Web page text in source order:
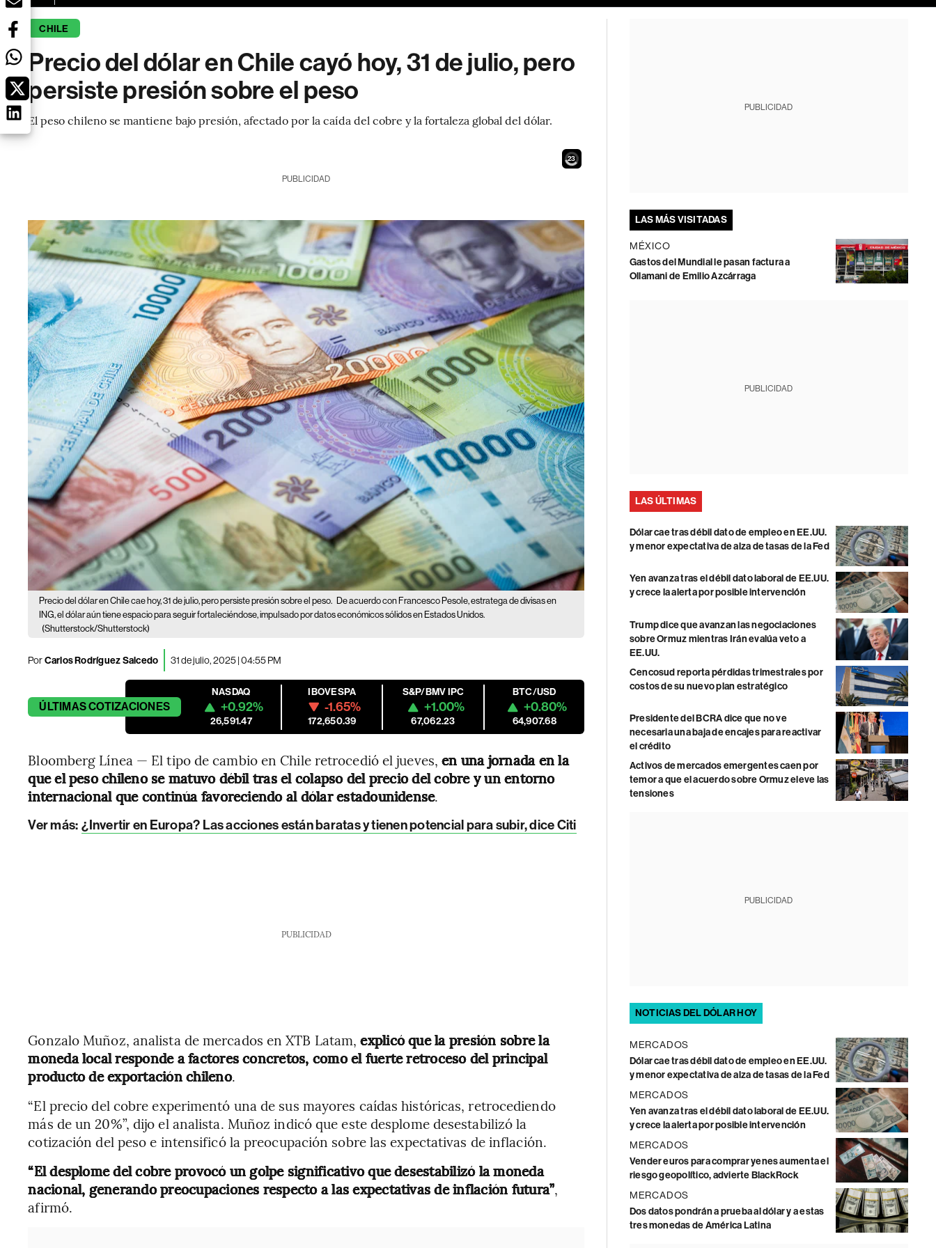
CHILE
Precio del dólar en Chile cayó hoy, 31 de julio, pero
persiste presión sobre el peso
El peso chileno se mantiene bajo presión, afectado por la caída del cobre y la fortaleza global del dólar.
21
PUBLICIDAD
Precio del dólar en Chile cae hoy, 31 de julio, pero persiste presión sobre el peso. De acuerdo con Francesco Pesole, estratega de divisas en
ING, el dólar aún tiene espacio para seguir fortaleciéndose, impulsado por datos económicos sólidos en Estados Unidos.
(Shutterstock/Shutterstock)
PorCarlos Rodríguez Salcedo 31 de julio, 2025 | 04:55 PM
ÚLTIMASCOTIZACIONES
NASDAQ
+0.92%
26,591.47
IBOVESPA
-1.65%
172,650.39
S&P/BMV IPC
+1.00%
67,062.23
BTC/USD
+0.80%
64,907.68
Bloomberg Línea — El tipo de cambio en Chile retrocedió el jueves,en una jornada en la
que el peso chileno se matuvo débil tras el colapso del precio del cobre y un entorno
internacional que continúa favoreciendo al dólar estadounidense.
Ver más: ¿Invertir en Europa? Las acciones están baratas y tienen potencial para subir, dice Citi
PUBLICIDAD
Gonzalo Muñoz, analista de mercados en XTB Latam,explicó que la presión sobre la
moneda local responde a factores concretos, como el fuerte retroceso del principal
producto de exportación chileno.
“El precio del cobre experimentó una de sus mayores caídas históricas, retrocediendo
más de un 20%”, dijo el analista. Muñoz indicó que este desplome desestabilizó la
cotización del peso e intensificó la preocupación sobre las expectativas de inflación.
“El desplome del cobre provocó un golpe significativo que desestabilizó la moneda
nacional, generando preocupaciones respecto a las expectativas de inflación futura”,
afirmó.
PUBLICIDAD
LAS MÁS VISITADAS
MÉXICO
Gastos del Mundial le pasan factura a
Ollamani de Emilio Azcárraga
PUBLICIDAD
LAS ÚLTIMAS
Dólar cae tras débil dato de empleo en EE.UU.
y menor expectativa de alza de tasas de la Fed
Yen avanza tras el débil dato laboral de EE.UU.
y crece la alerta por posible intervención
Trump dice que avanzan las negociaciones
sobre Ormuz mientras Irán evalúa veto a
EE.UU.
Cencosud reporta pérdidas trimestrales por
costos de su nuevo plan estratégico
Presidente del BCRA dice que no ve
necesaria una baja de encajes para reactivar
el crédito
Activos de mercados emergentes caen por
temor a que el acuerdo sobre Ormuz eleve las
tensiones
PUBLICIDAD
NOTICIAS DEL DÓLAR HOY
MERCADOS
Dólar cae tras débil dato de empleo en EE.UU.
y menor expectativa de alza de tasas de la Fed
MERCADOS
Yen avanza tras el débil dato laboral de EE.UU.
y crece la alerta por posible intervención
MERCADOS
Vender euros para comprar yenes aumenta el
riesgo geopolítico, advierte BlackRock
MERCADOS
Dos datos pondrán a prueba al dólar y a estas
tres monedas de América Latina